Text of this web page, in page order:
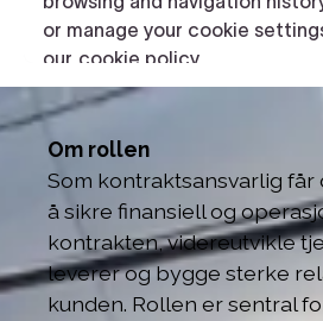
Om rollen
Som kontraktsansvarlig får
å sikre finansiell og
kontrakten, videreutvikle
leverer og bygge sterke
kunden. Rollen er sentral